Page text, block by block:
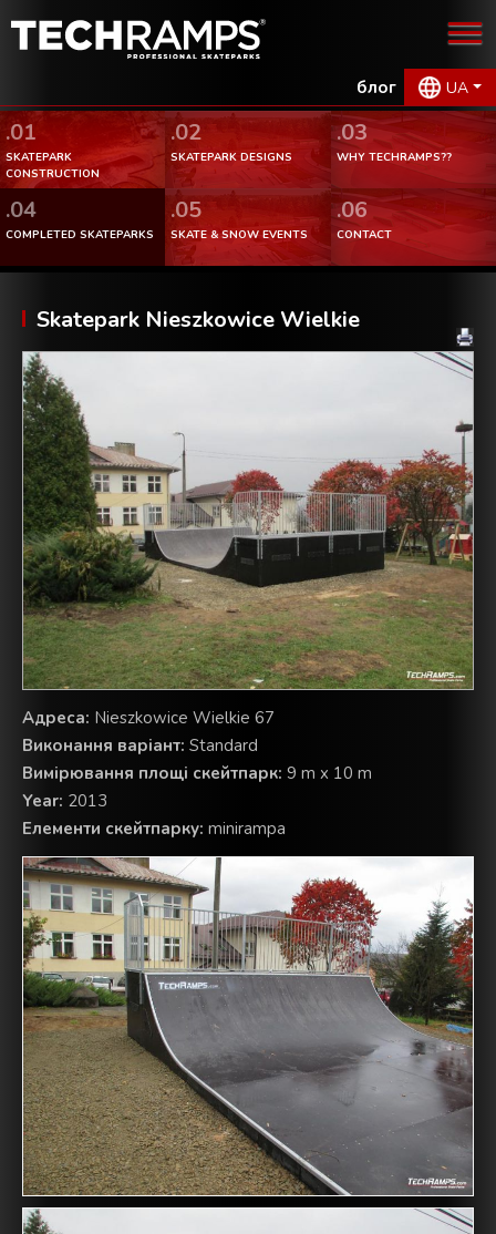
блог UA
.01
SKATEPARK
CONSTRUCTION
.02
SKATEPARK DESIGNS
.03
WHY TECHRAMPS??
.04
COMPLETED SKATEPARKS
.05
SKATE & SNOW EVENTS
.06
CONTACT
Skatepark Nieszkowice Wielkie
Aдреса: Nieszkowice Wielkie 67
Виконання варіант: Standard
Вимірювання площі скейтпарк: 9 m x 10 m
Year: 2013
Елементи скейтпарку: minirampa